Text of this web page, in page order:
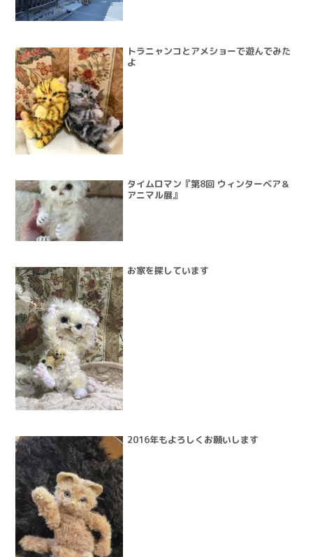
トラニャンコとアメショーで遊んでみた
よ
タイムロマン『第8回 ウィンターベア＆
アニマル展』
お家を探しています
2016年もよろしくお願いします